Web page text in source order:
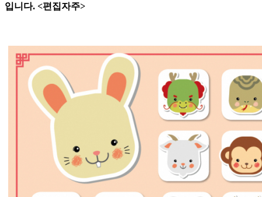
입니다. <편집자주>